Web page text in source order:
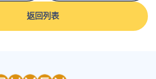
返回列表